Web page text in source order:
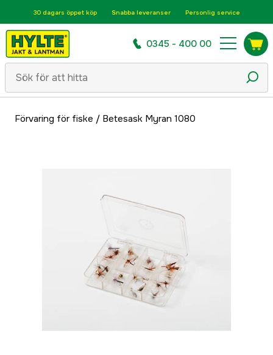
30 dagars öppet köp Snabba leveranser Personlig service
0345 - 400 00
Förvaring för fiske / Betesask Myran 1080